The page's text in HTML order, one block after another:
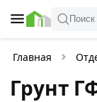
Поиск
Главная
Грунт